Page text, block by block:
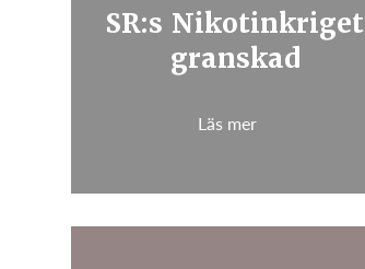
SR:s Nikotinkriget
granskad
Läs mer